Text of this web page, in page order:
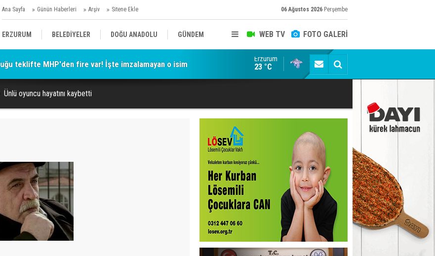
Ana Sayfa Günün Haberleri Arşiv Sitene Ekle 06 Ağustos 2026 Perşembe
WEB TV FOTO GALERİ
ERZURUM BELEDİYELER DOĞU ANADOLU GÜNDEM
SİYASET AFAD/ SAVAŞ SPOR
KÜLTÜR/SANAT//MAĞAZİN
teklifte MHP'den fire var! İşte imzalamayan o isim Siyaset-Sermaye Çizgisinde Haklılığın Resmi:
Erzurum
23 °C
Ünlü oyuncu hayatını kaybetti